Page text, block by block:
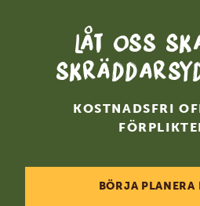
Låt oss
KOSTNADSFRI
BÖRJA PLANERA